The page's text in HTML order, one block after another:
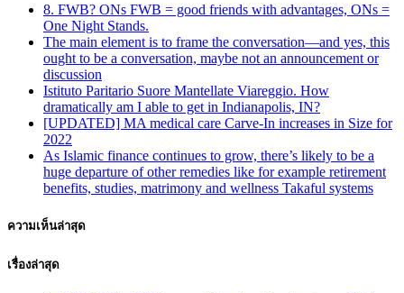
8. FWB? ONs FWB = good friends with advantages, ONs =
One Night Stands.
The main element is to frame the conversation—and yes, this
ought to be a conversation, maybe not an announcement or
discussion
Istituto Paritario Suore Mantellate Viareggio. How
dramatically am I able to get in Indianapolis, IN?
[UPDATED] MA medical care Carve-In increases in Size for
2022
As Islamic finance continues to grow, there’s likely to be a
huge departure of other remedies like for example retirement
benefits, studies, matrimony and wellness Takaful systems
ความเห็นล่าสุด
เรื่องล่าสุด